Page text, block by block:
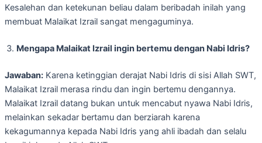
Kesalehan dan ketekunan beliau dalam beribadah inilah yang
membuat Malaikat Izrail sangat mengaguminya.
Mengapa Malaikat Izrail ingin bertemu dengan Nabi Idris?
Jawaban: Karena ketinggian derajat Nabi Idris di sisi Allah SWT,
Malaikat Izrail merasa rindu dan ingin bertemu dengannya.
Malaikat Izrail datang bukan untuk mencabut nyawa Nabi Idris,
melainkan sekadar bertamu dan berziarah karena
kekagumannya kepada Nabi Idris yang ahli ibadah dan selalu